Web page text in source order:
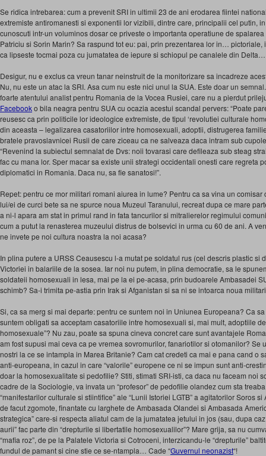
Se ridica intrebarea: cum a prevenit SRI in ultimii 23 de ani erodarea fiintei
extremiste antiromanesti si exponentii lor vizibili, dintre care, principalii cel putin,
cunoscuti intr-un voluminos dosar ce priveste o importanta operatiune de
Patriciu si Sorin Marin? Sa raspund tot eu: pai, prin prezentarea lor in…
ca lipseste tocmai poza cu jumatatea de iepure si schiopul pe canalele din Delta…
Desigur, nu e exclus ca vreun tanar neinstruit de la monitorizare sa incadreze
Nu, nu este un atac la SRI. Asa cum nu este nici unul la SUA. Este doar un
foarte atentului analist pentru Romania de la Vocea Rusiei, care nu a pierdut
Facebooko bila neagra pentru SUA cu ocazia acestui scandal pervers: “Poate
reusesc ca prin politicile lor ideologice extremiste, de tipul ‘revolutiei culturale
din aceasta – legalizarea casatoriilor intre homosexuali, adoptii, distrugerea
bratele pravoslavnicei Rusii de care ziceau ca ne salveaza daca intram sub
“Revenind la subiectul semnalat de Dvs: noii tovarasi care defileaza sub steag
fac cu mana lor. Sper macar sa existe unii strategi occidentali onesti care regreta
diplomatici in Romania. Daca nu, sa fie sanatosi!”.
Repet: pentru ce mor militari romani aiurea in lume? Pentru ca sa vina un
lui/ei de curci bete sa ne spurce noua Muzeul Taranului, recreat dupa ce mare
a ni-l apara am stat in primul rand in fata tancurilor si mitralierelor regimului
cum a putut la renasterea muzeului distrus de bolsevici in urma cu 60 de ani. A
ne invete pe noi cultura noastra la noi acasa?
In plina putere a URSS Ceausescu l-a mutat pe soldatul rus (cel descris plastic si
Victoriei in balariile de la sosea. Iar noi nu putem, in plina democratie, sa le
soldateii homosexuali in lesa, mai pe la ei pe-acasa, prin budoarele Ambasadei
schimb? Sa-i trimita pe-astia prin Irak si Afganistan si sa ni se intoarca noua
Si, ca sa merg si mai departe: pentru ce suntem noi in Uniunea Europeana? Ca
suntem obligati sa acceptam casatoriile intre homosexuali si, mai mult, adoptiile
homosexuale”? Nu zau, poate sa spuna cineva concret care sunt avantajele
am fost supusi mai ceva ca pe vremea sovromurilor, fanariotilor si otomanilor? Se
nostri la ce se intampla in Marea Britanie? Cam cat credeti ca mai e pana cand o
anti-europeana, in cazul in care “valorile” europene ce ni se impun sunt anti-
doar la homosexualitate si pedofilie? Stiti, stimati SRI-isti, ca daca nu faceam noi
cadre de la Sociologie, va invata un “profesor” de pedofilie olandez cum sta
“manifestarilor culturale si stiintifice” ale “Lunii Istoriei LGTB” a agitatorilor Soros
de facut zgomote, finantate cu larghete de Ambasada Olandei si Ambasada
strategica” care-si respecta aliatul cam de la jumatatea jetului in jos (sau, dupa
aurii” fac parte din “drepturile si libertatile homosexualilor”? Mare grija, sa nu
“mafia roz”, de pe la Palatele Victoria si Cotroceni, interzicandu-le “drepturile”
fundul de pamant si cine stie ce se-ntampla… Cade “Guvernul neonazist“!